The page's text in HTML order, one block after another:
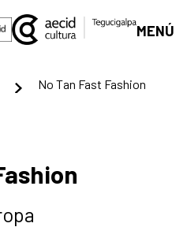
MENÚ
No Tan Fast Fashion